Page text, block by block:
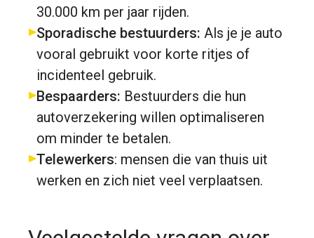
30.000 km per jaar rijden.
Sporadische bestuurders: Als je je auto
vooral gebruikt voor korte ritjes of
incidenteel gebruik.
Bespaarders: Bestuurders die hun
autoverzekering willen optimaliseren
om minder te betalen.
Telewerkers: mensen die van thuis uit
werken en zich niet veel verplaatsen.